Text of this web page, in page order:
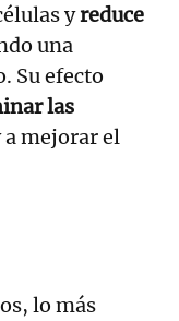
yreduce
una
Su efecto
las
mejorar el
lo más